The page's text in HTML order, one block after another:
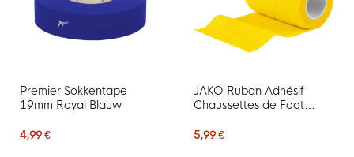
Premier Sokkentape
19mm Royal Blauw
4,99 €
JAKO Ruban Adhésif
Chaussettes de Foot
5,99 €